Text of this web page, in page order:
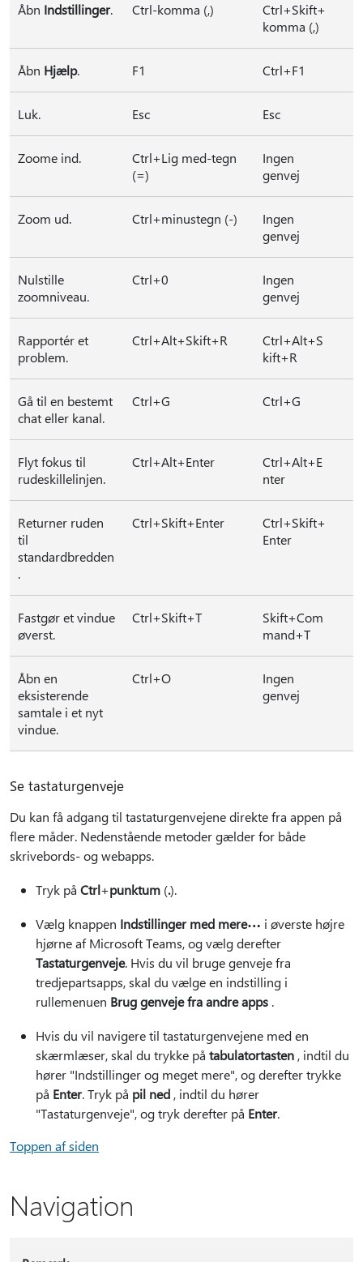
Åbn Indstillinger. Ctrl-komma (,)
Ctrl+Skift+
komma (,)
Åbn Hjælp. F1 Ctrl+F1
Luk. Esc Esc
Zoome ind.
Ctrl+Lig med-tegn
(=)
Ingen
genvej
Zoom ud. Ctrl+minustegn (-)
Ingen
genvej
Nulstille
zoomniveau.
Ctrl+0
Ingen
genvej
Rapportér et
problem.
Ctrl+Alt+Skift+R
Ctrl+Alt+S
kift+R
Gå til en bestemt
chat eller kanal.
Ctrl+G Ctrl+G
Flyt fokus til
rudeskillelinjen.
Ctrl+Alt+Enter
Ctrl+Alt+E
nter
Returner ruden
til
standardbredden
.
Ctrl+Skift+Enter
Ctrl+Skift+
Enter
Fastgør et vindue
øverst.
Ctrl+Skift+T
Skift+Com
mand+T
Åbn en
eksisterende
samtale i et nyt
vindue.
Ctrl+O
Ingen
genvej
Se tastaturgenveje
Du kan få adgang til tastaturgenvejene direkte fra appen på
flere måder. Nedenstående metoder gælder for både
skrivebords- og webapps.
Tryk på Ctrl+punktum (.).
Vælg knappen Indstillinger med mere
i øverste højre
hjørne af Microsoft Teams, og vælg derefter
Tastaturgenveje. Hvis du vil bruge genveje fra
tredjepartsapps, skal du vælge en indstilling i
rullemenuen Brug genveje fra andre apps .
Hvis du vil navigere til tastaturgenvejene med en
skærmlæser, skal du trykke på tabulatortasten , indtil du
hører "Indstillinger og meget mere", og derefter trykke
på Enter. Tryk på pil ned , indtil du hører
"Tastaturgenveje", og tryk derefter på Enter.
Toppen af siden
Navigation